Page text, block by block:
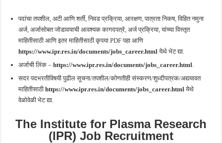
पदांचा तपशील, अटी आणि शर्ती, निवड प्रक्रिया, आरक्षण, पात्रता निकष, विहित नमुना
अर्ज, अर्जासोबत जोडावयाची आवश्यक कागदपत्रे, अर्ज प्रक्रिया, यांच्या विस्तृत
माहितीसाठी आणि इतर माहितीसाठी कृपया PDF पहा आणि
https://www.ipr.res.in/documents/jobs_career.htmlयेथे भेट द्या.
अर्जाची लिंक –https://www.ipr.res.in/documents/jobs_career.html
सदर पदभरतीविषयी पुढील सूचना/तपशील/कोणतीही संस्करण/शुध्दीपत्रक/अद्ययावत
माहितीसाठीhttps://www.ipr.res.in/documents/jobs_career.htmlयेथे
वेळोवेळी भेट द्या.
The Institute for Plasma Research
(IPR) Job Recruitment